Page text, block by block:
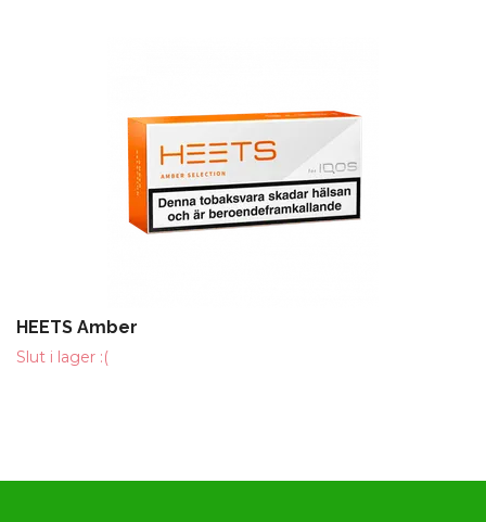
HEETS Amber
Slut i lager :(